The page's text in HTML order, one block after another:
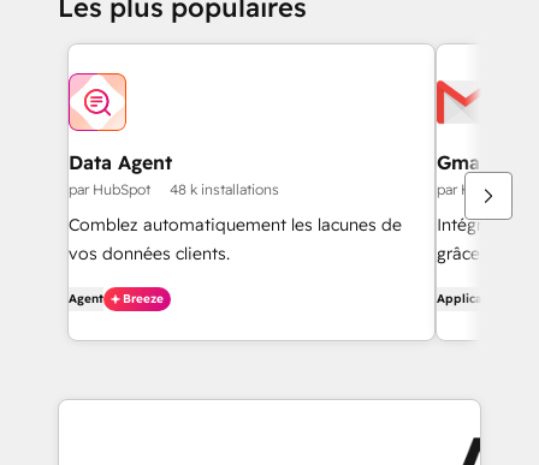
des
Les plus populaires
Data Agent
par HubSpot 48 k installations
Comblez automatiquement les lacunes de
vos données clients.
Agent Breeze
Gmail
par HubSpot
Intégrez
grâce à
Application